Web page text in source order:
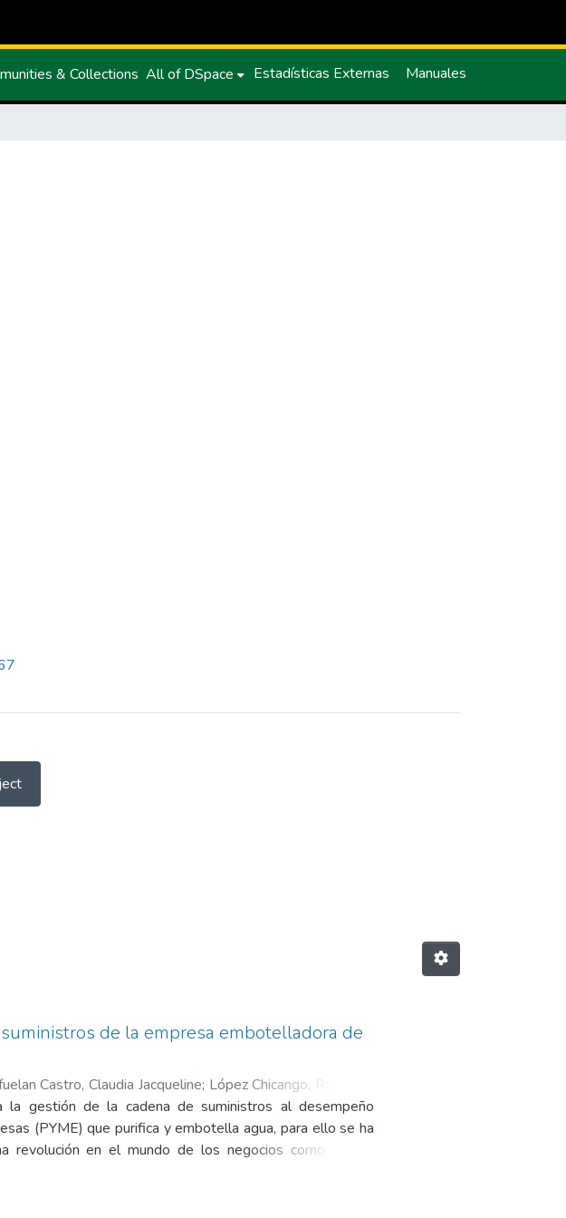
& Collections All of DSpace Estadísticas Externas Manuales
"BSC"
de la empresa embotelladora de
Castro, Claudia Jacqueline; López Chicango, Robinson
la gestión de la cadena de suministros al desempeño
(PYME) que purifica y embotella agua, para ello se ha
revolución en el mundo de los negocios como son el
(SCOR), la primera para evaluar el desempeño de la